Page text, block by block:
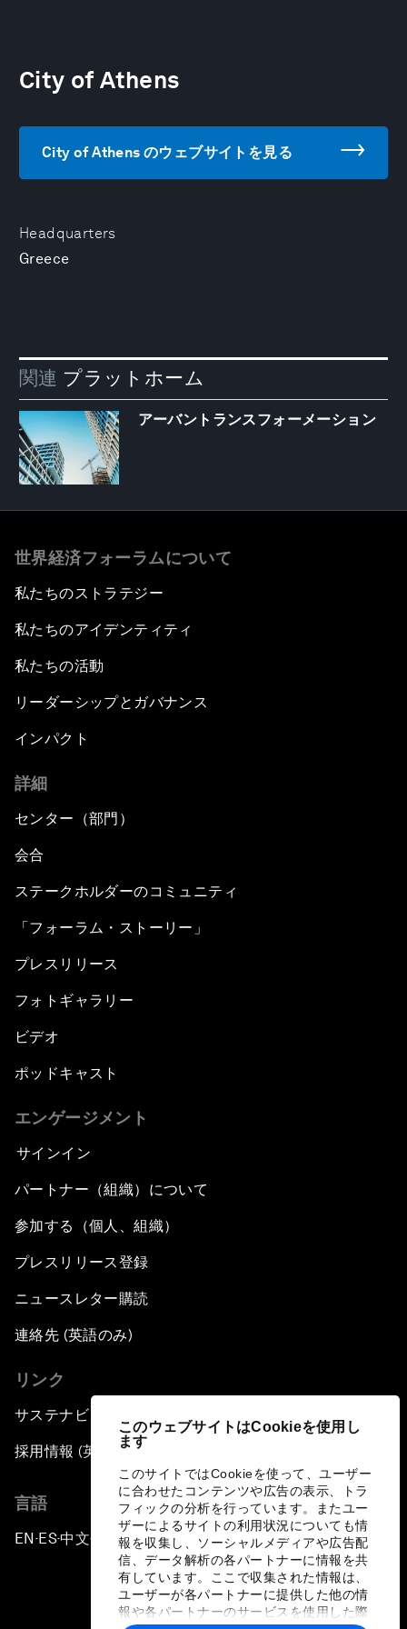
このウェブサイトはCookieを使用し
ます
このサイトではCookieを使って、ユーザー
に合わせたコンテンツや広告の表示、トラ
フィックの分析を行っています。またユー
ザーによるサイトの利用状況についても情
報を収集し、ソーシャルメディアや広告配
信、データ解析の各パートナーに情報を共
有しています。ここで収集された情報は、
ユーザーが各パートナーに提供した他の情
報や各パートナーのサービスを使用した際
Headquarters
Greece
City of Athens
City of Athens のウェブサイトを見る
関連 プラットホーム
アーバントランスフォーメーション
世界経済フォーラムについて
私たちのストラテジー
私たちのアイデンティティ
私たちの活動
リーダーシップとガバナンス
インパクト
詳細
センター（部門）
会合
ステークホルダーのコミュニティ
「フォーラム・ストーリー」
プレスリリース
フォトギャラリー
ビデオ
ポッドキャスト
エンゲージメント
サインイン
パートナー（組織）について
参加する（個人、組織）
プレスリリース登録
ニュースレター購読
連絡先 (英語のみ)
リンク
サステナビリティへの取り組み
採用情報 (英語のみ)
言語
EN ▪ES▪中文▪ 日本語